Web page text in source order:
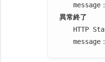
message
異常終了
HTTP
message：